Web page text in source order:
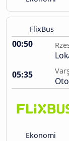
FlixBus
00:50
05:35
Ekonomi